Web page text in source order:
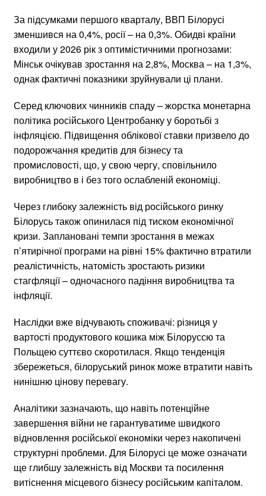
За підсумками першого кварталу, ВВП Білорусі
зменшився на 0,4%, росії – на 0,3%. Обидві країни
входили у 2026 рік з оптимістичними прогнозами:
Мінськ очікував зростання на 2,8%, Москва – на 1,3%,
однак фактичні показники зруйнували ці плани.
Серед ключових чинників спаду – жорстка монетарна
політика російського Центробанку у боротьбі з
інфляцією. Підвищення облікової ставки призвело до
подорожчання кредитів для бізнесу та
промисловості, що, у свою чергу, сповільнило
виробництво в і без того ослабленій економіці.
Через глибоку залежність від російського ринку
Білорусь також опинилася під тиском економічної
кризи. Заплановані темпи зростання в межах
п’ятирічної програми на рівні 15% фактично втратили
реалістичність, натомість зростають ризики
стагфляції – одночасного падіння виробництва та
інфляції.
Наслідки вже відчувають споживачі: різниця у
вартості продуктового кошика між Білоруссю та
Польщею суттєво скоротилася. Якщо тенденція
збережеться, білоруський ринок може втратити навіть
нинішню цінову перевагу.
Аналітики зазначають, що навіть потенційне
завершення війни не гарантуватиме швидкого
відновлення російської економіки через накопичені
структурні проблеми. Для Білорусі це може означати
ще глибшу залежність від Москви та посилення
витіснення місцевого бізнесу російським капіталом.